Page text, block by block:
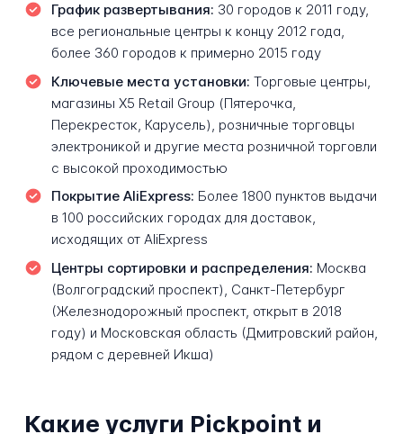
График развертывания: 30 городов к 2011 году,
все региональные центры к концу 2012 года,
более 360 городов к примерно 2015 году
Ключевые места установки: Торговые центры,
магазины X5 Retail Group (Пятерочка,
Перекресток, Карусель), розничные торговцы
электроникой и другие места розничной торговли
с высокой проходимостью
Покрытие AliExpress: Более 1800 пунктов выдачи
в 100 российских городах для доставок,
исходящих от AliExpress
Центры сортировки и распределения: Москва
(Волгоградский проспект), Санкт-Петербург
(Железнодорожный проспект, открыт в 2018
году) и Московская область (Дмитровский район,
рядом с деревней Икша)
Какие услуги Pickpoint и